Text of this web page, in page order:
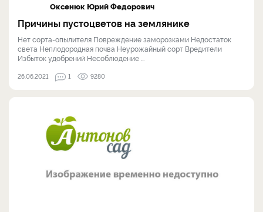
Оксенюк Юрий Федорович
Причины пустоцветов на землянике
Нет сорта-опылителя Повреждение заморозками Недостаток
света Неплодородная почва Неурожайный сорт Вредители
Избыток удобрений Несоблюдение ...
26.06.2021 1 9280